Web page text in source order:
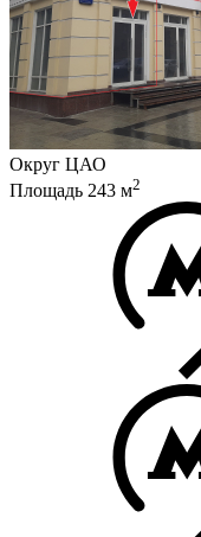
Округ ЦАО
Площадь 243 м2